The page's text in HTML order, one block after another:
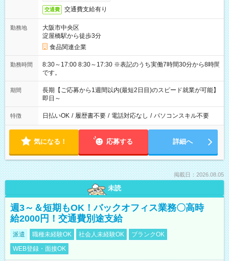
交通費 交通費支給有り
勤務地
大阪市中央区
淀屋橋駅から徒歩3分
食品関連企業
勤務時間
8:30～17:00 8:30～17:30 ※表記のうち実働7時間30分から8時間
です。
期間
長期【ご応募から1週間以内(最短2日目)のスピード就業が可能】
即日～
特徴 日払いOK / 履歴書不要 / 電話対応なし / パソコンスキル不要
気になる！ 応募する 詳細へ
掲載日：2026.08.05
未読
週3～＆短期もOK！バックオフィス業務〇高時
給2000円！交通費別途支給
派遣 職種未経験OK 社会人未経験OK
ブランクOK
WEB登録・面接OK